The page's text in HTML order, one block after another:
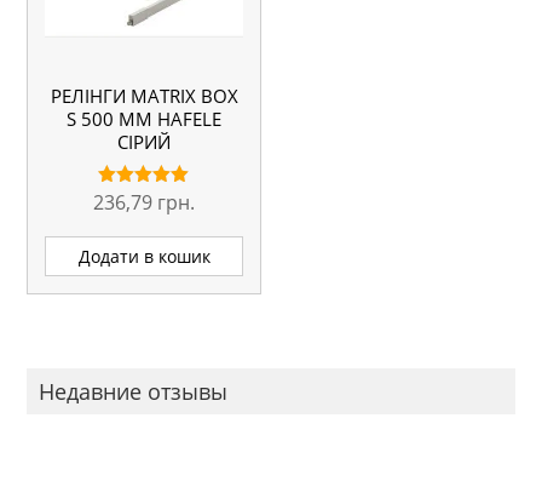
РЕЛІНГИ MATRIX BOX
S 500 ММ HAFELE
СІРИЙ
Оцінено в
5.00
з 5
236,79 грн.
Додати в кошик
Недавние отзывы